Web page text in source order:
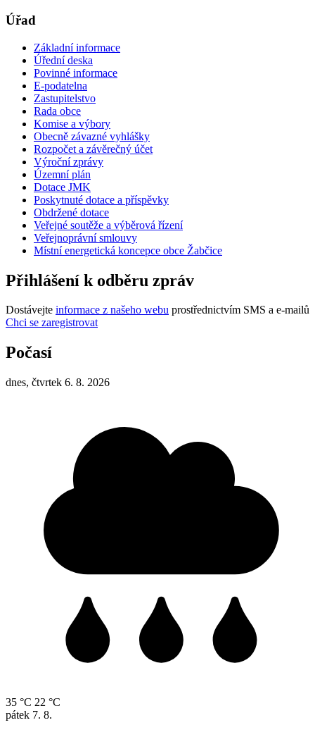
Úřad
Základní informace
Úřední deska
Povinné informace
E-podatelna
Zastupitelstvo
Rada obce
Komise a výbory
Obecně závazné vyhlášky
Rozpočet a závěrečný účet
Výroční zprávy
Územní plán
Dotace JMK
Poskytnuté dotace a příspěvky
Obdržené dotace
Veřejné soutěže a výběrová řízení
Veřejnoprávní smlouvy
Místní energetická koncepce obce Žabčice
Přihlášení k odběru zpráv
Dostávejte informace z našeho webu prostřednictvím SMS a e-mailů
Chci se zaregistrovat
Počasí
dnes, čtvrtek 6. 8. 2026
35 °C 22 °C
pátek 7. 8.